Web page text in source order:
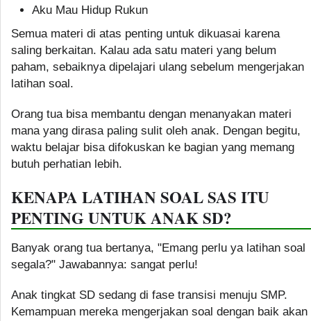
Aku Mau Hidup Rukun
Semua materi di atas penting untuk dikuasai karena
saling berkaitan. Kalau ada satu materi yang belum
paham, sebaiknya dipelajari ulang sebelum mengerjakan
latihan soal.
Orang tua bisa membantu dengan menanyakan materi
mana yang dirasa paling sulit oleh anak. Dengan begitu,
waktu belajar bisa difokuskan ke bagian yang memang
butuh perhatian lebih.
KENAPA LATIHAN SOAL SAS ITU
PENTING UNTUK ANAK SD?
Banyak orang tua bertanya, "Emang perlu ya latihan soal
segala?" Jawabannya: sangat perlu!
Anak tingkat SD sedang di fase transisi menuju SMP.
Kemampuan mereka mengerjakan soal dengan baik akan